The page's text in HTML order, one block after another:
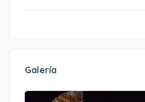
Galería